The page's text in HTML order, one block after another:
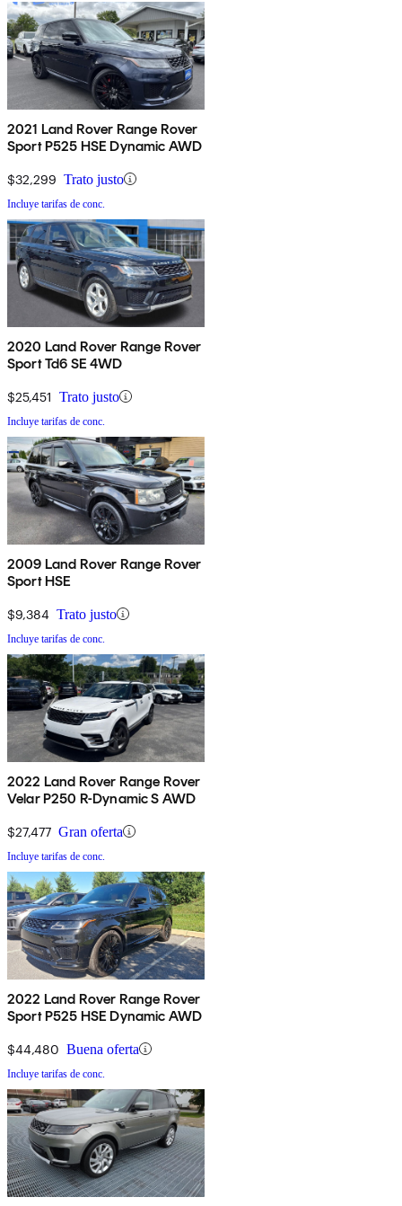
2021 Land Rover Range Rover
Sport P525 HSE Dynamic AWD
$32,299 Trato justo
Incluye tarifas de conc.
2020 Land Rover Range Rover
Sport Td6 SE 4WD
$25,451 Trato justo
Incluye tarifas de conc.
2009 Land Rover Range Rover
Sport HSE
$9,384 Trato justo
Incluye tarifas de conc.
2022 Land Rover Range Rover
Velar P250 R-Dynamic S AWD
$27,477 Gran oferta
Incluye tarifas de conc.
2022 Land Rover Range Rover
Sport P525 HSE Dynamic AWD
$44,480 Buena oferta
Incluye tarifas de conc.